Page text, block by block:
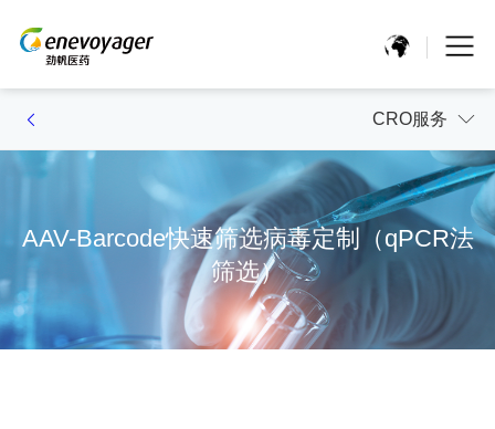
CRO服务
AAV-Barcode快速筛选病毒定制（qPCR法
筛选）